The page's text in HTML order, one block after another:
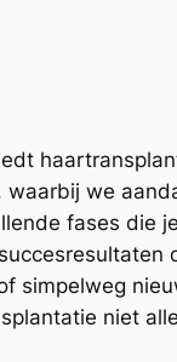
we
fases die
simpelweg
niet